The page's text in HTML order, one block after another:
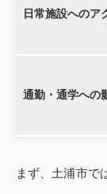
日常施設へのア
通勤・通学への
まず、土浦市で